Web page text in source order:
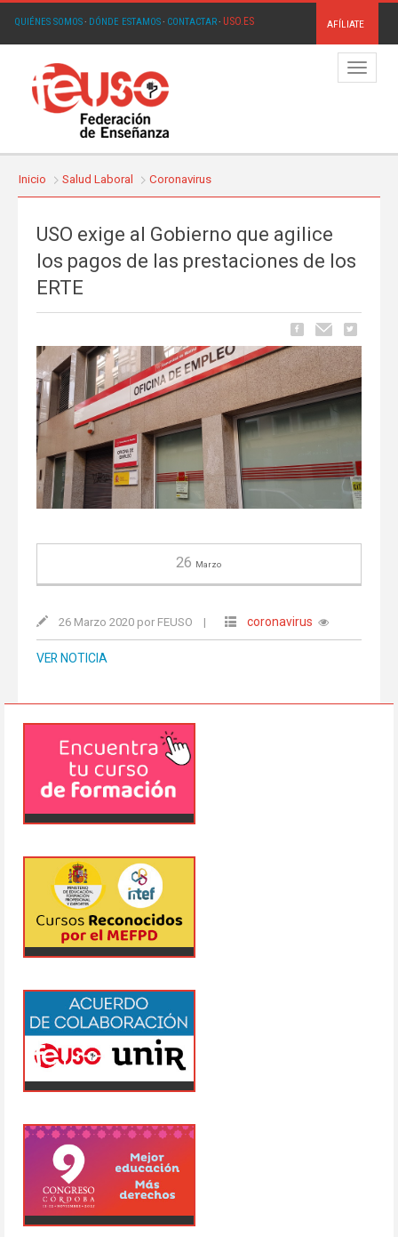
QUIÉNES SOMOS· DÓNDE ESTAMOS· CONTACTAR· USO.ES AFÍLIATE
Menú
Inicio Salud Laboral Coronavirus
USO exige al Gobierno que agilice
los pagos de las prestaciones de los
ERTE
26 Marzo
26 Marzo 2020 por FEUSO | coronavirus
VER NOTICIA